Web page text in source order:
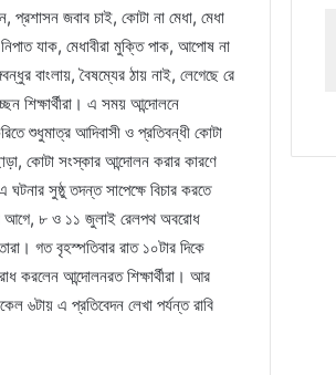
জবাব চাই, কোটা না মেধা, মেধা
যাক, মেধাবীরা মুক্তি পাক, আপোষ না
বাংলায়, বৈষম্যের ঠায় নাই, লেগেছে রে
শিক্ষার্থীরা। এ সময় আন্দোলনে
শুধুমাত্র আদিবাসী ও প্রতিবন্ধী কোটা
কোটা সংস্কার আন্দোলন করার কারণে
সুষ্ঠু তদন্ত সাপেক্ষে বিচার করতে
আগে, ৮ ও ১১ জুলাই রেলপথ অবরোধ
গত বৃহস্পতিবার রাত ১০টার দিকে
করলেন আন্দোলনরত শিক্ষার্থীরা। আর
৬টায় এ প্রতিবেদন লেখা পর্যন্ত রাবি